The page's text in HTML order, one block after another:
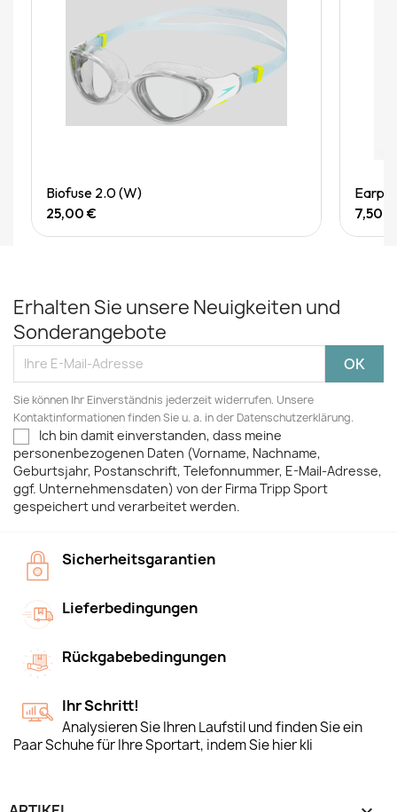
Biofuse 2.0 (W)
25,00 €
7,50 €
Erhalten Sie unsere Neuigkeiten und
Sonderangebote
Sie können Ihr Einverständnis jederzeit widerrufen. Unsere
Kontaktinformationen finden Sie u. a. in der Datenschutzerklärung.
Ich bin damit einverstanden, dass meine
personenbezogenen Daten (Vorname, Nachname,
Geburtsjahr, Postanschrift, Telefonnummer, E-Mail-Adresse,
ggf. Unternehmensdaten) von der Firma Tripp Sport
gespeichert und verarbeitet werden.
Sicherheitsgarantien
Lieferbedingungen
Rückgabebedingungen
Ihr Schritt!
Analysieren Sie Ihren Laufstil und finden Sie ein
Paar Schuhe für Ihre Sportart, indem Sie hier kli